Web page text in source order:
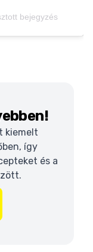
bejegyzés
kiemelt
így
és a